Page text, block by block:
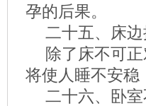
孕的后果。
二十五、床
除了床不可
将使人睡不安稳
二十六、卧